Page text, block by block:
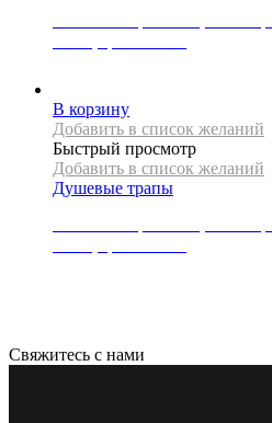
В корзину
Добавить в список желаний
Быстрый просмотр
Добавить в список желаний
Душевые трапы
Свяжитесь с нами